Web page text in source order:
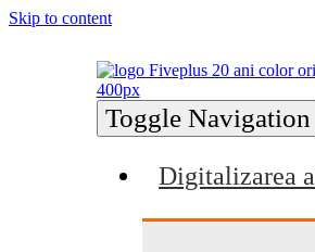
Skip to content
Toggle Navigation
Digitalizarea